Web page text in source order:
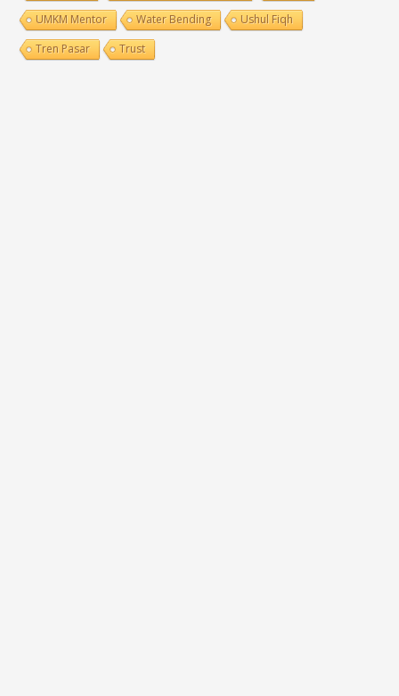
UMKM Mentor
Water Bending
Ushul Fiqh
Tren Pasar
Trust